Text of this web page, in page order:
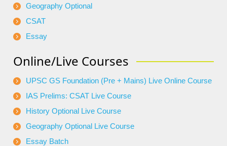
Geography Optional
CSAT
Essay
Online/Live Courses
UPSC GS Foundation (Pre + Mains) Live Online Course
IAS Prelims: CSAT Live Course
History Optional Live Course
Geography Optional Live Course
Essay Batch